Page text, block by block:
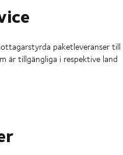
paketleveranser till
är tillgängliga i respektive land